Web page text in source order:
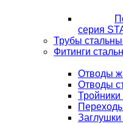
серия
Трубы
Фитинги
Отводы
Отводы